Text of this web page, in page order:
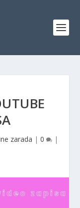
zarada | 0 |